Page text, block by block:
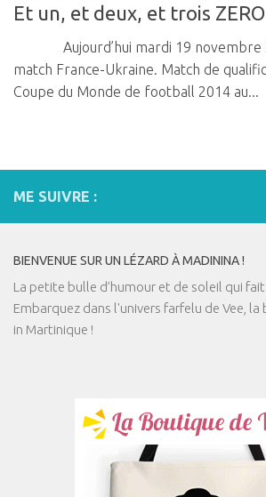
Et un, et deux, et trois
Aujourd’hui mardi 19 novembre
match France-Ukraine. Match de
Coupe du Monde de football 2014 au...
ME SUIVRE :
BIENVENUE SUR UN LÉZARD À MADININA !
La petite bulle d’humour et de soleil qui
Embarquez dans l'univers farfelu de Vee, la
in Martinique !